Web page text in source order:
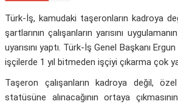
Türk-İş, kamudaki taşeronların kadroya
şartlarının çalışanların yarısını
uyarısını yaptı. Türk-İş Genel Başkanı
işçilerde 1 yıl bitmeden işçiyi çıkarma çok
Taşeron çalışanların kadroya değil,
statüsüne alınacağının ortaya